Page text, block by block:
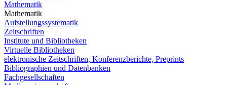
Mathematik
Mathematik
Aufstellungssystematik
Zeitschriften
Institute und Bibliotheken
Virtuelle Bibliotheken
elektronische Zeitschriften, Konferenzberichte, Preprints
Bibliographien und Datenbanken
Fachgesellschaften